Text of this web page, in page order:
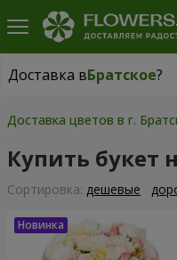
Доставка вБратское?
Доставка вБратское|
Доставка цветов в г.
Купить букет
Cортировка: дешевые